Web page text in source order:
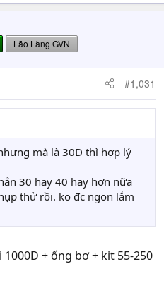
Lão Làng GVN
#1,031
mà là 30D thì hợp lý
30 hay 40 hay hơn nữa
thử rồi. ko đc ngon lắm
+ ống bơ + kit 55-250